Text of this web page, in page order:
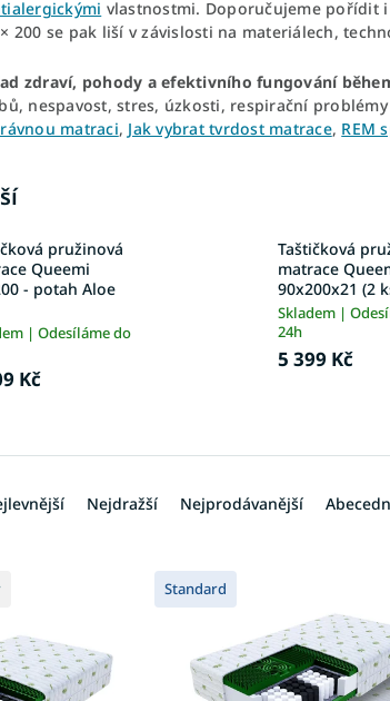
vlastnostmi. Doporučujeme pořídit i
200 se pak liší v závislosti na materiálech,
zdraví, pohody a efektivního fungování
nespavost, stres, úzkosti, respirační
matraci, Jak vybrat tvrdost matrace, REM
pružinová
Queemi
- potah Aloe
| Odesíláme do
Kč
Taštičková
matrace
90x200x21 (2
Skladem |
24h
5 399 Kč
Nejdražší Nejprodávanější
Standard